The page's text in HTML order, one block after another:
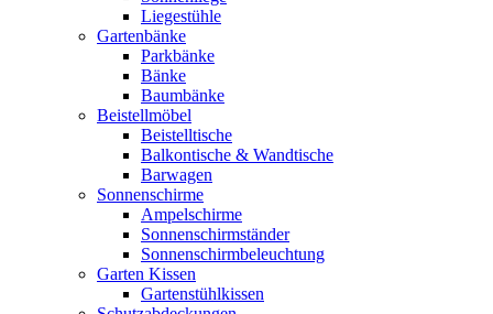
Liegestühle
Gartenbänke
Parkbänke
Bänke
Baumbänke
Beistellmöbel
Beistelltische
Balkontische & Wandtische
Barwagen
Sonnenschirme
Ampelschirme
Sonnenschirmständer
Sonnenschirmbeleuchtung
Garten Kissen
Gartenstühlkissen